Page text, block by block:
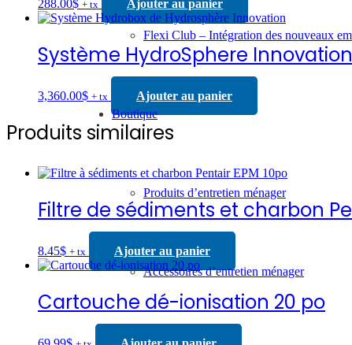
Flexi Club – Intégration des nouveaux
Boutique
Produits d’entretien ménager
Accessoires d’entretien ménager
288.00$ + tx Ajouter au panier
Système HydroSphere
3,360.00$ + tx Ajouter au panier
Produits similaires
Filtre de sédiments et charbon
8.45$ + tx Ajouter au panier
Cartouche dé-ionisation 20 po